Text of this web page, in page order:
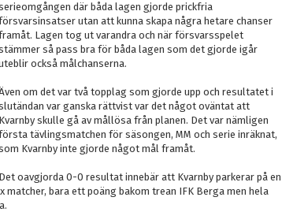
där båda lagen gjorde prickfria
utan att kunna skapa några hetare chanser
Lagen tog ut varandra och när försvarsspelet
så pass bra för båda lagen som det gjorde igår
också målchanserna.
om det var två topplag som gjorde upp och resultatet i
var ganska rättvist var det något oväntat att
Kvarnby skulle gå av mållösa från planen. Det var nämligen
tävlingsmatchen för säsongen, MM och serie inräknat,
Kvarnby inte gjorde något mål framåt.
Det oavgjorda 0-0 resultat innebär att Kvarnby parkerar på en
bara ett poäng bakom trean IFK Berga men hela